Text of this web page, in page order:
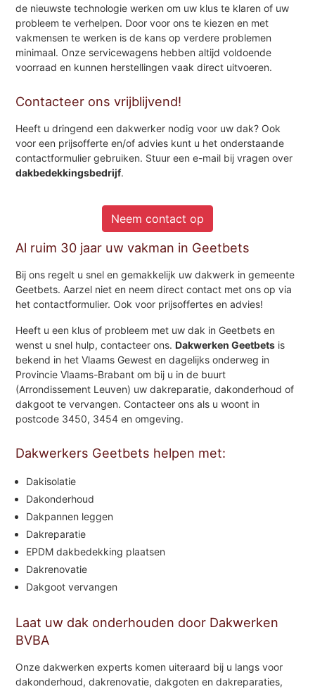
de nieuwste technologie werken om uw klus te klaren of uw
probleem te verhelpen. Door voor ons te kiezen en met
vakmensen te werken is de kans op verdere problemen
minimaal. Onze servicewagens hebben altijd voldoende
voorraad en kunnen herstellingen vaak direct uitvoeren.
Contacteer ons vrijblijvend!
Heeft u dringend een dakwerker nodig voor uw dak? Ook
voor een prijsofferte en/of advies kunt u het onderstaande
contactformulier gebruiken. Stuur een e-mail bij vragen over
dakbedekkingsbedrijf.
Neem contact op
Al ruim 30 jaar uw vakman in Geetbets
Bij ons regelt u snel en gemakkelijk uw dakwerk in gemeente
Geetbets. Aarzel niet en neem direct contact met ons op via
het contactformulier. Ook voor prijsoffertes en advies!
Heeft u een klus of probleem met uw dak in Geetbets en
wenst u snel hulp, contacteer ons.Dakwerken Geetbets is
bekend in het Vlaams Gewest en dagelijks onderweg in
Provincie Vlaams-Brabant om bij u in de buurt
(Arrondissement Leuven) uw dakreparatie, dakonderhoud of
dakgoot te vervangen. Contacteer ons als u woont in
postcode 3450, 3454 en omgeving.
Dakwerkers Geetbets helpen met:
Dakisolatie
Dakonderhoud
Dakpannen leggen
Dakreparatie
EPDM dakbedekking plaatsen
Dakrenovatie
Dakgoot vervangen
Laat uw dak onderhouden door Dakwerken
BVBA
Onze dakwerken experts komen uiteraard bij u langs voor
dakonderhoud, dakrenovatie, dakgoten en dakreparaties,